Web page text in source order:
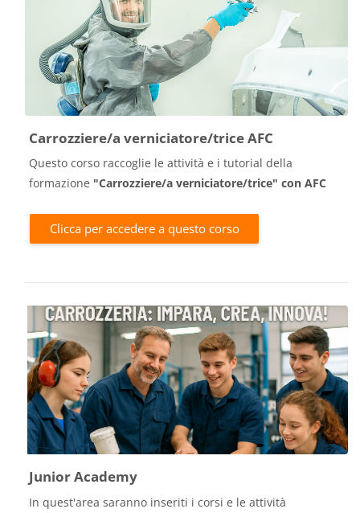
Carrozziere/a verniciatore/trice AFC
Questo corso raccoglie le attività e i tutorial della
formazione "Carrozziere/a verniciatore/trice" con AFC
Clicca per accedere a questo corso
Junior Academy
In quest'area saranno inseriti i corsi e le attività